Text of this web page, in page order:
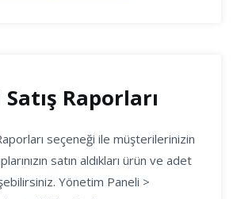
Raporları
seçeneği ile müşterilerinizin
satın aldıkları ürün ve adet
Yönetim Paneli >